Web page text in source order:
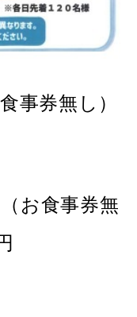
事券無し）
お食事券無